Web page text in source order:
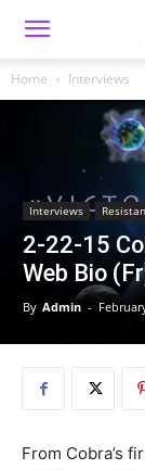
Home Interviews
Interviews
2-22-15
Web Bio
By Admin -
From Cobra’s